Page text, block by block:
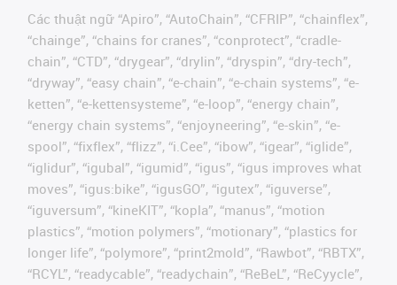
Các thuật ngữ “Apiro”, “AutoChain”, “CFRIP”, “chainflex”,
“chainge”, “chains for cranes”, “conprotect”, “cradle-
chain”, “CTD”, “drygear”, “drylin”, “dryspin”, “dry-tech”,
“dryway”, “easy chain”, “e-chain”, “e-chain systems”, “e-
ketten”, “e-kettensysteme”, “e-loop”, “energy chain”,
“energy chain systems”, “enjoyneering”, “e-skin”, “e-
spool”, “fixflex”, “flizz”, “i.Cee”, “ibow”, “igear”, “iglide”,
“iglidur”, “igubal”, “igumid”, “igus”, “igus improves what
moves”, “igus:bike”, “igusGO”, “igutex”, “iguverse”,
“iguversum”, “kineKIT”, “kopla”, “manus”, “motion
plastics”, “motion polymers”, “motionary”, “plastics for
longer life”, “polymore”, “print2mold”, “Rawbot”, “RBTX”,
“RCYL”, “readycable”, “readychain”, “ReBeL”, “ReCyycle”,